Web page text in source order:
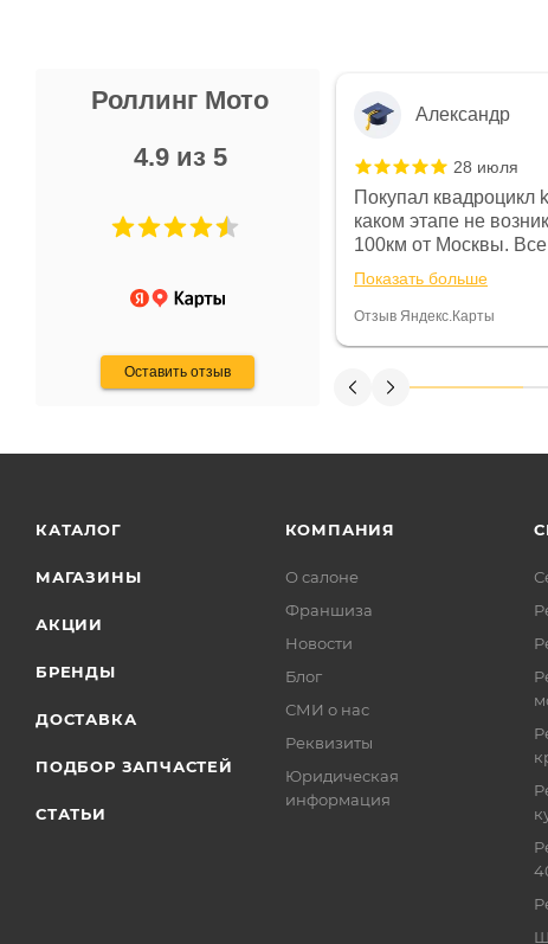
Роллинг Мото
4.9 из 5
Оставить отзыв
Не понравились условия
и дают только на год)
Александр
28 июля
Покупал квадроцикл
каком этапе не
100км от Москвы. Все
спидометре всегда
постоянно были на
Считаю, что это
Показать больше
Отзыв Яндекс.Карты
КАТАЛОГ
МАГАЗИНЫ
АКЦИИ
БРЕНДЫ
ДОСТАВКА
ПОДБОР ЗАПЧАСТЕЙ
СТАТЬИ
КОМПАНИЯ
О салоне
Франшиза
Новости
Блог
СМИ о нас
Реквизиты
Юридическая
информация